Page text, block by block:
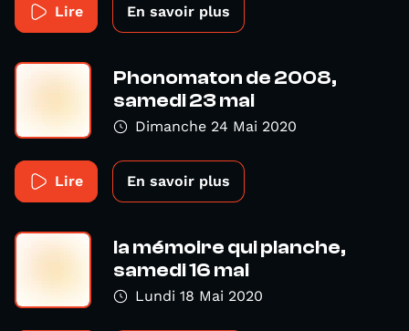
Lire En savoir plus
Phonomaton de 2008,
samedi 23 mai
Dimanche 24 Mai 2020
Lire En savoir plus
la mémoire qui planche,
samedi 16 mai
Lundi 18 Mai 2020